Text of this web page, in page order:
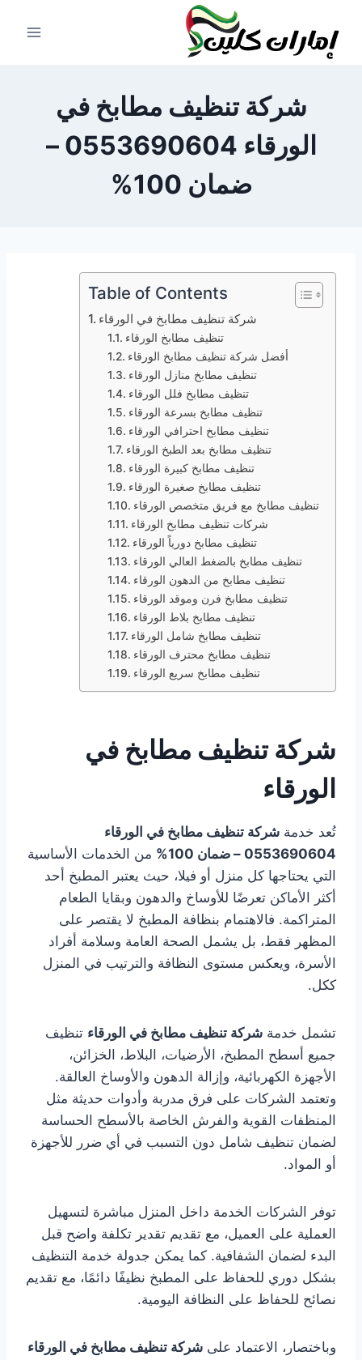
المحتوى
شركة تنظيف مطابخ في
الورقاء 0553690604 –
ضمان 100%
Table of Contents
شركة تنظيف مطابخ في الورقاء
تنظيف مطابخ الورقاء
أفضل شركة تنظيف مطابخ الورقاء
تنظيف مطابخ منازل الورقاء
تنظيف مطابخ فلل الورقاء
تنظيف مطابخ بسرعة الورقاء
تنظيف مطابخ احترافي الورقاء
تنظيف مطابخ بعد الطبخ الورقاء
تنظيف مطابخ كبيرة الورقاء
تنظيف مطابخ صغيرة الورقاء
تنظيف مطابخ مع فريق متخصص الورقاء
شركات تنظيف مطابخ الورقاء
تنظيف مطابخ دورياً الورقاء
تنظيف مطابخ بالضغط العالي الورقاء
تنظيف مطابخ من الدهون الورقاء
تنظيف مطابخ فرن وموقد الورقاء
تنظيف مطابخ بلاط الورقاء
تنظيف مطابخ شامل الورقاء
تنظيف مطابخ محترف الورقاء
تنظيف مطابخ سريع الورقاء
شركة تنظيف مطابخ في
الورقاء
تُعد خدمة شركة تنظيف مطابخ في الورقاء
0553690604 – ضمان 100%
من الخدمات الأساسية
التي يحتاجها كل منزل أو فيلا، حيث يعتبر المطبخ أحد
أكثر الأماكن تعرضًا للأوساخ والدهون وبقايا الطعام
المتراكمة. فالاهتمام بنظافة المطبخ لا يقتصر على
المظهر فقط، بل يشمل الصحة العامة وسلامة أفراد
الأسرة، ويعكس مستوى النظافة والترتيب في المنزل
ككل.
تشمل خدمة شركة تنظيف مطابخ في الورقاء تنظيف
جميع أسطح المطبخ، الأرضيات، البلاط، الخزائن،
الأجهزة الكهربائية، وإزالة الدهون والأوساخ العالقة.
وتعتمد الشركات على فرق مدربة وأدوات حديثة مثل
المنظفات القوية والفرش الخاصة بالأسطح الحساسة
لضمان تنظيف شامل دون التسبب في أي ضرر للأجهزة
أو المواد.
توفر الشركات الخدمة داخل المنزل مباشرة لتسهيل
العملية على العميل، مع تقديم تقدير تكلفة واضح قبل
البدء لضمان الشفافية. كما يمكن جدولة خدمة التنظيف
بشكل دوري للحفاظ على المطبخ نظيفًا دائمًا، مع تقديم
نصائح للحفاظ على النظافة اليومية.
وباختصار، الاعتماد على شركة تنظيف مطابخ في الورقاء